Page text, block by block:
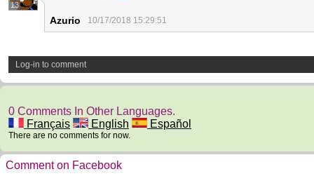
13
Azurio 10/17/2018 15:29:51
Log-in to comment
0 Comments In Other Languages.
Français
English Español
There are no comments for now.
Comment on Facebook